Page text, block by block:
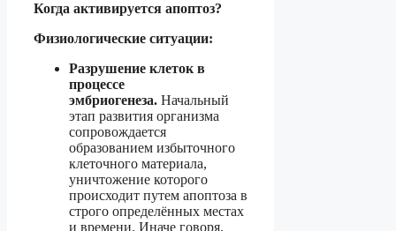
Когда активируется апоптоз?
Физиологические ситуации:
Разрушение клеток в
процессе
эмбриогенеза. Начальный
этап развития организма
сопровождается
образованием избыточного
клеточного материала,
уничтожение которого
происходит путем апоптоза в
строго определённых местах
и времени. Иначе говоря,